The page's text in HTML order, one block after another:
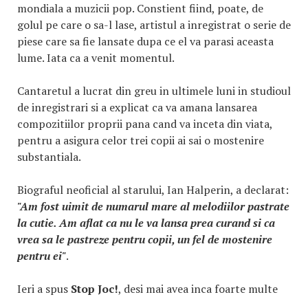
mondiala a muzicii pop. Constient fiind, poate, de
golul pe care o sa-l lase, artistul a inregistrat o serie de
piese care sa fie lansate dupa ce el va parasi aceasta
lume. Iata ca a venit momentul.
Cantaretul a lucrat din greu in ultimele luni in studioul
de inregistrari si a explicat ca va amana lansarea
compozitiilor proprii pana cand va inceta din viata,
pentru a asigura celor trei copii ai sai o mostenire
substantiala.
Biograful neoficial al starului, Ian Halperin, a declarat:
"Am fost uimit de numarul mare al melodiilor pastrate
la cutie. Am aflat ca nu le va lansa prea curand si ca
vrea sa le pastreze pentru copii, un fel de mostenire
pentru ei".
Ieri a spus Stop Joc!, desi mai avea inca foarte multe